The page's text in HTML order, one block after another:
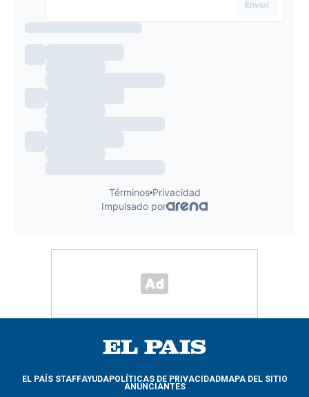
EL PAÍS STAFFAYUDAPOLÍTICAS DE PRIVACIDADMAPA DEL SITIO
ANUNCIANTES